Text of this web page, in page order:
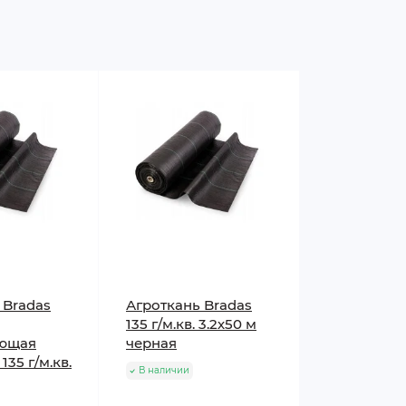
г/м.кв.
Агроткань Bradas
135 г/м.кв. 3.2х50 м
черная
В наличии